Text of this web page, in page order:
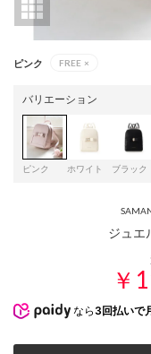
ピンク FREE ×
バリエーション
ピンク ホワイト ブラック
ジュエ
￥
なら 3回払いで